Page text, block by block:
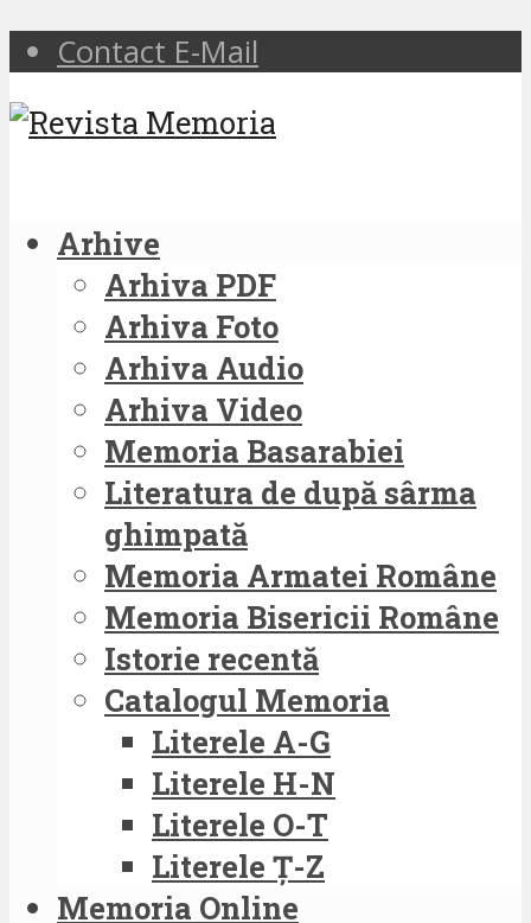
Contact E-Mail
Arhive
Arhiva PDF
Arhiva Foto
Arhiva Audio
Arhiva Video
Memoria Basarabiei
Literatura de după sârma
ghimpată
Memoria Armatei Române
Memoria Bisericii Române
Istorie recentă
Catalogul Memoria
Literele A-G
Literele H-N
Literele O-T
Literele Ț-Z
Memoria Online